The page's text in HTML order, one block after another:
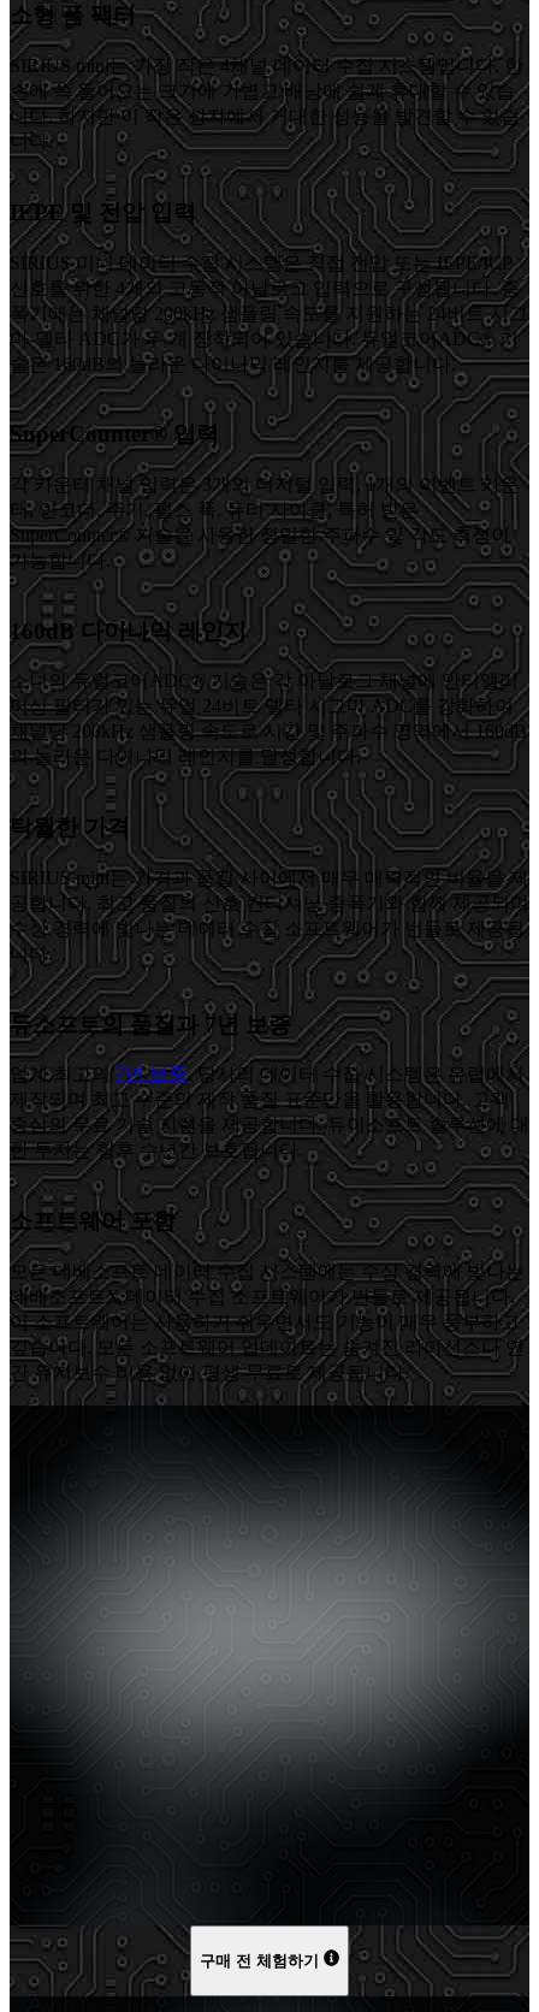
소형 폼 팩터
SIRIUS mini는 가장 작은 4채널 데이터 수집 시스템입니다. 한
손에 쏙 들어오는 크기에 가볍고 배낭에 쉽게 휴대할 수 있습
니다. 하지만 이 작은 상자에서 거대한 성능을 발견할 수 있습
니다.
IEPE 및 전압 입력
SIRIUS 미니 데이터 수집 시스템은 직접 전압 또는 IEPE/ICP
신호를 위한 4개의 고동적 아날로그 입력으로 구성됩니다. 증
폭기에는 채널당 200kHz 샘플링 속도를 지원하는 24비트 시그
마-델타 ADC가 두 개 장착되어 있습니다. 듀얼코어ADC® 기
술은 160dB의 놀라운 다이나믹 레인지를 제공합니다.
SuperCounter® 입력
각 카운터 채널 입력은 3개의 디지털 입력, 1개의 이벤트 카운
터, 인코더, 주기, 펄스 폭, 듀티 사이클, 특허 받은
SuperCounter® 기술을 사용한 정밀한 주파수 및 각도 측정이
가능합니다.
160dB 다이나믹 레인지
소니의 듀얼코어ADC® 기술은 각 아날로그 채널에 안티앨리
어싱 필터가 있는 듀얼 24비트 델타 시그마 ADC를 강화하여
채널당 200kHz 샘플링 속도로 시간 및 주파수 영역에서 160dB
의 놀라운 다이나믹 레인지를 달성합니다.
탁월한 가격
SIRIUS mini는 가격과 품질 사이에서 매우 매력적인 비율을 제
공합니다. 최고 품질의 신호 컨디셔닝 증폭기와 함께 제공되며
수상 경력에 빛나는 데이터 수집 소프트웨어가 번들로 제공됩
니다.
듀소프트의 품질과 7년 보증
업계 최고의 7년 보증. 당사의 데이터 수집 시스템은 유럽에서
제작되며 최고 수준의 제작 품질 표준만을 활용합니다. 고객
중심의 무료 기술 지원을 제공합니다. 듀이소프트 솔루션에 대
한 투자는 향후 수년간 보호됩니다.
소프트웨어 포함
모든 데베소프트 데이터 수집 시스템에는 수상 경력에 빛나는
데베소프트X 데이터 수집 소프트웨어가 번들로 제공됩니다.
이 소프트웨어는 사용하기 쉬우면서도 기능이 매우 풍부하고
깊습니다. 모든 소프트웨어 업데이트는 숨겨진 라이선스나 연
간 유지보수 비용 없이 평생 무료로 제공됩니다.
구매 전 체험하기